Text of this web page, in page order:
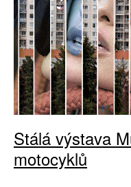
Stálá výstava
motocyklů